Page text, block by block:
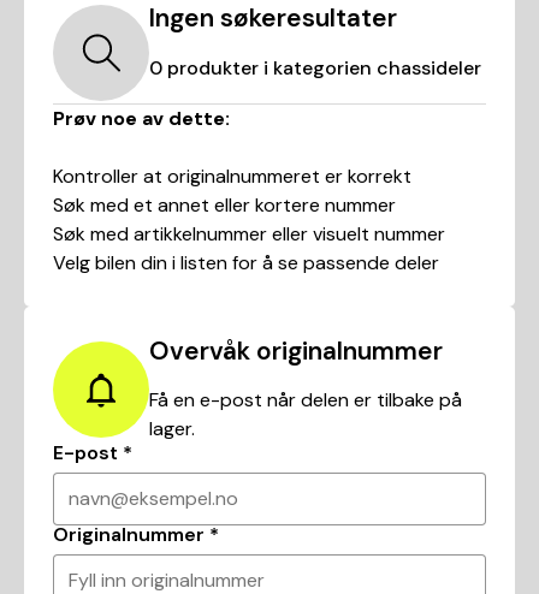
Ingen søkeresultater
0 produkter i kategorien chassideler
Prøv noe av dette:
Kontroller at originalnummeret er korrekt
Søk med et annet eller kortere nummer
Søk med artikkelnummer eller visuelt nummer
Velg bilen din i listen for å se passende deler
Overvåk originalnummer
Få en e-post når delen er tilbake på
lager.
E-post *
navn@eksempel.no
Originalnummer *
Fyll inn originalnummer